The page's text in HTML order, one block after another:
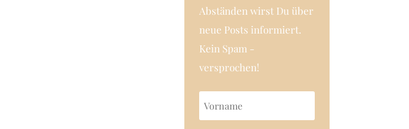
Abständen wirst Du über
neue Posts informiert.
Kein Spam -
versprochen!